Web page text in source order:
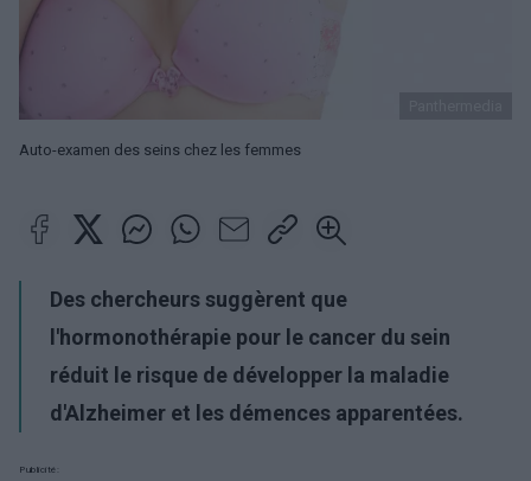
Auto-examen des seins chez les femmes
Des chercheurs suggèrent que
l'hormonothérapie pour le cancer du sein
réduit le risque de développer la maladie
d'Alzheimer et les démences apparentées.
Publicité: